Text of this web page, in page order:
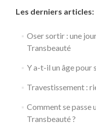
Les derniers articles:
Oser sortir : une
Transbeauté
Y a-t-il un âge pour
Travestissement :
Comment se passe
Transbeauté ?